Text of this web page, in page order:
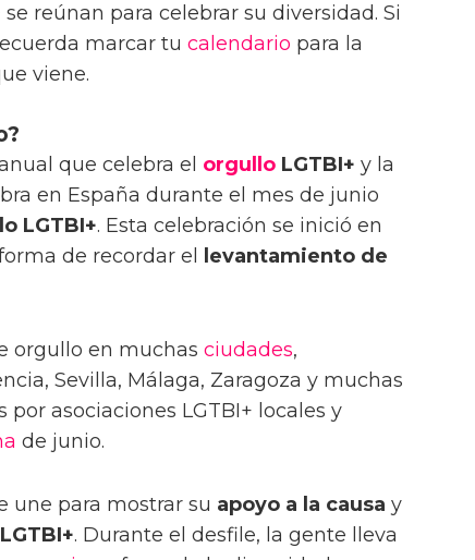
reúnan para celebrar su diversidad. Si
marcar tu calendario para la
viene.
que celebra el orgullo LGTBI+ y la
en España durante el mes de junio
LGTBI+. Esta celebración se inició en
de recordar el
levantamiento de
orgullo en muchas ciudades,
Sevilla, Málaga, Zaragoza y muchas
por asociaciones LGTBI+ locales y
de junio.
une para mostrar su apoyo a la causa y
. Durante el desfile, la gente lleva